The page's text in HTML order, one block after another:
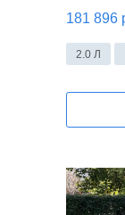
2.0 Л
181 896